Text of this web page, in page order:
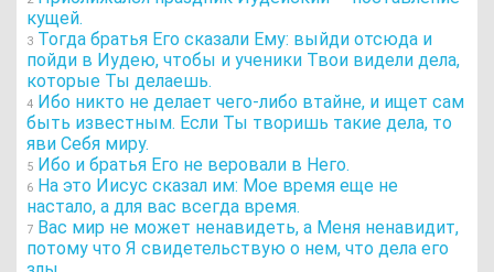
кущей.
3 Тогда братья Его сказали Ему: выйди отсюда и
пойди в Иудею, чтобы и ученики Твои видели дела,
которые Ты делаешь.
4 Ибо никто не делает чего-либо втайне, и ищет сам
быть известным. Если Ты творишь такие дела, то
яви Себя миру.
5 Ибо и братья Его не веровали в Него.
6 На это Иисус сказал им: Мое время еще не
настало, а для вас всегда время.
7 Вас мир не может ненавидеть, а Меня ненавидит,
потому что Я свидетельствую о нем, что дела его